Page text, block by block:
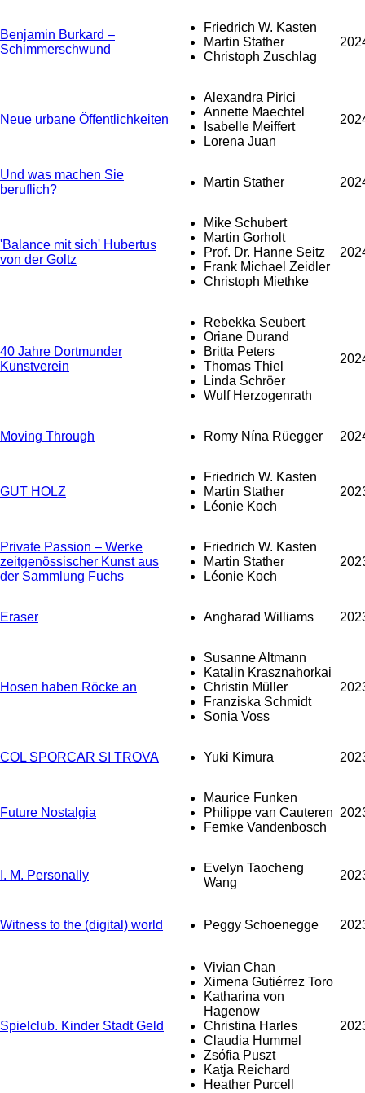
Benjamin Burkard –
Schimmerschwund
Friedrich W. Kasten
Martin Stather
Christoph Zuschlag
Neue urbane Öffentlichkeiten
Alexandra Pirici
Annette Maechtel
Isabelle Meiffert
Lorena Juan
Und was machen Sie
beruflich?
Martin Stather
'Balance mit sich' Hubertus
von der Goltz
Mike Schubert
Martin Gorholt
Prof. Dr. Hanne Seitz
Frank Michael Zeidler
Christoph Miethke
40 Jahre Dortmunder
Kunstverein
Rebekka Seubert
Oriane Durand
Britta Peters
Thomas Thiel
Linda Schröer
Wulf Herzogenrath
Moving Through Romy Nína Rüegger
GUT HOLZ
Friedrich W. Kasten
Martin Stather
Léonie Koch
Private Passion – Werke
zeitgenössischer Kunst aus
der Sammlung Fuchs
Friedrich W. Kasten
Martin Stather
Léonie Koch
Eraser Angharad Williams
Hosen haben Röcke an
Susanne Altmann
Katalin Krasznahorkai
Christin Müller
Franziska Schmidt
Sonia Voss
COL SPORCAR SI TROVA Yuki Kimura
Future Nostalgia
Maurice Funken
Philippe van Cauteren
Femke Vandenbosch
I. M. Personally
Evelyn Taocheng
Wang
Witness to the (digital) world Peggy Schoenegge
Spielclub. Kinder Stadt Geld
Vivian Chan
Ximena Gutiérrez Toro
Katharina von
Hagenow
Christina Harles
Claudia Hummel
Zsófia Puszt
Katja Reichard
Heather Purcell